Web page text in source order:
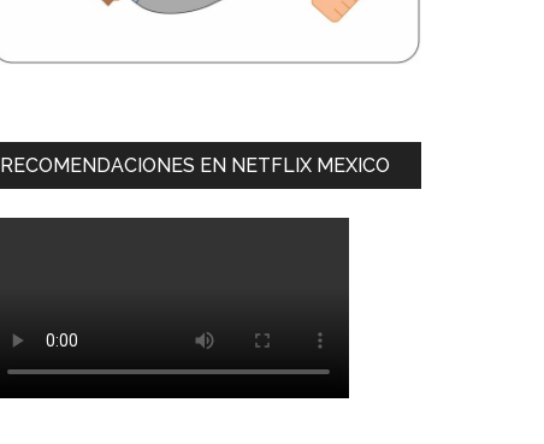
RECOMENDACIONES EN NETFLIX MEXICO